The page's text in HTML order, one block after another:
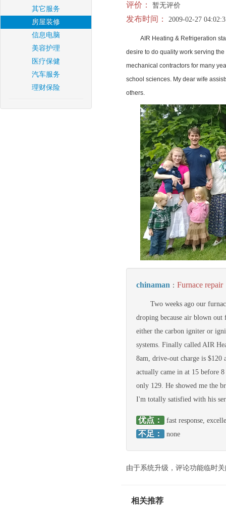
其它服务
房屋装修
信息电脑
美容护理
医疗保健
汽车服务
理财保险
评价： 暂无评价
发布时间： 2009-02-27
AIR Heating & Refrigeration
desire to do quality work serving
mechanical contractors for many
school sciences. My dear wife
others.
chinaman ： Furnace repair
Two weeks ago our
droping because air blown
either the carbon igniter or
systems. Finally called AIR
8am, drive-out charge is $120
actually came in at 15 before
only 129. He showed me the
I'm totally satisfied with his
优点： fast response,
不足： none
由于系统升级，评论功能临时
相关推荐